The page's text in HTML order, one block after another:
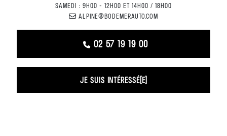
SAMEDI : 9H00 - 12H00 ET 14H00 / 18H00
ALPINE@BODEMERAUTO.COM
02 57 19 19 00
JE SUIS INTÉRESSÉ(E)